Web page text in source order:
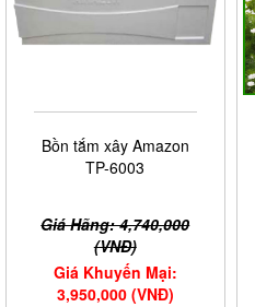
Bồn tắm xây Amazon
TP-6003
Giá Hãng: 4,740,000
(VNĐ)
Giá Khuyến Mại:
3,950,000 (VNĐ)